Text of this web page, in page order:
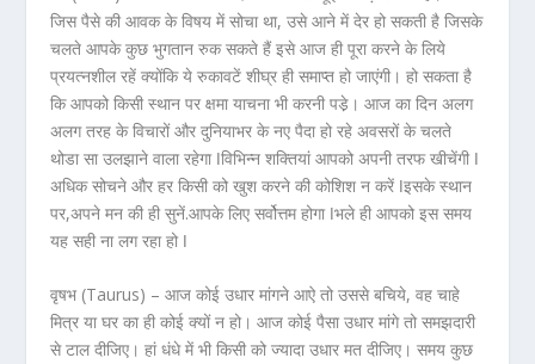
जिस पैसे की आवक के विषय में सोचा था, उसे आने में देर हो सकती है जिसके
चलते आपके कुछ भुगतान रुक सकते हैं इसे आज ही पूरा करने के लिये
प्रयत्नशील रहें क्योंकि ये रुकावटें शीघ्र ही समाप्त हो जाएंगी। हो सकता है
कि आपको किसी स्थान पर क्षमा याचना भी करनी पडे़। आज का दिन अलग
अलग तरह के विचारों और दुनियाभर के नए पैदा हो रहे अवसरों के चलते
थोडा सा उलझाने वाला रहेगा ǀविभिन्न शक्तियां आपको अपनी तरफ खीचेंगी ǀ
अधिक सोचने और हर किसी को खुश करने की कोशिश न करें ǀइसके स्थान
पर,अपने मन की ही सुनें.आपके लिए सर्वोत्तम होगा ǀभले ही आपको इस समय
यह सही ना लग रहा हो ǀ
वृषभ (Taurus) –आज कोई उधार मांगने आऐ तो उससे बचिये, वह चाहे
मित्र या घर का ही कोई क्यों न हो। आज कोई पैसा उधार मांगे तो समझदारी
से टाल दीजिए। हां धंधे में भी किसी को ज्यादा उधार मत दीजिए। समय कुछ